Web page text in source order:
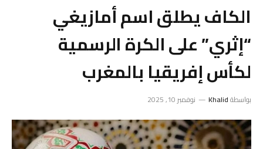
الكاف يطلق اسم أمازيغي
“إثري” على الكرة الرسمية
لكأس إفريقيا بالمغرب
بواسطةKhalid نوفمبر 10, 2025